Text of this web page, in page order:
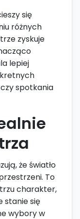
się
różnych
zyskuje
lepiej
spotkania
że światło
To
charakter,
stanie się
wybory w